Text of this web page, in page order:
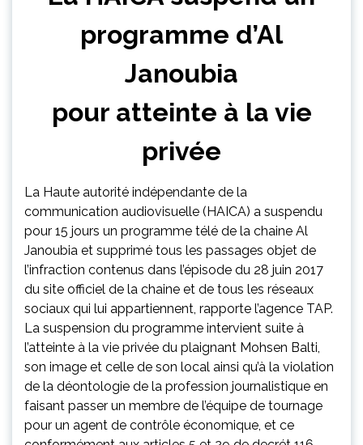
programme d’Al
Janoubia
pour atteinte à la vie
privée
La Haute autorité indépendante de la
communication audiovisuelle (HAICA) a suspendu
pour 15 jours un programme télé de la chaine Al
Janoubia et supprimé tous les passages objet de
l’infraction contenus dans l’épisode du 28 juin 2017
du site officiel de la chaine et de tous les réseaux
sociaux qui lui appartiennent, rapporte l’agence TAP.
La suspension du programme intervient suite à
l’atteinte à la vie privée du plaignant Mohsen Balti,
son image et celle de son local ainsi qu’à la violation
de la déontologie de la profession journalistique en
faisant passer un membre de l’équipe de tournage
pour un agent de contrôle économique, et ce